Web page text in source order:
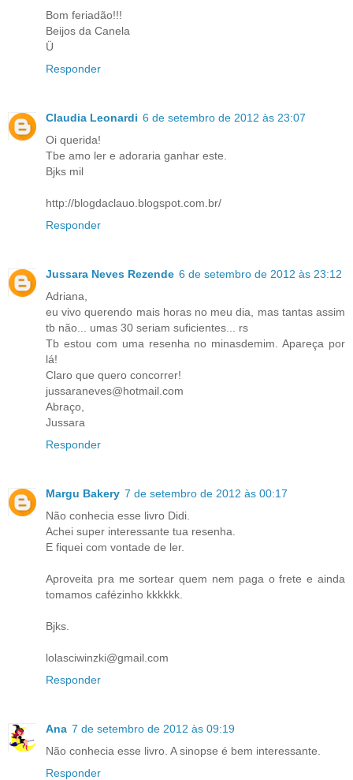
Bom feriadão!!!
Beijos da Canela
Ü
Responder
Claudia Leonardi 6 de setembro de 2012 às 23:07
Oi querida!
Tbe amo ler e adoraria ganhar este.
Bjks mil
http://blogdaclauo.blogspot.com.br/
Responder
Jussara Neves Rezende 6 de setembro de 2012 às 23:12
Adriana,
eu vivo querendo mais horas no meu dia, mas tantas assim
tb não... umas 30 seriam suficientes... rs
Tb estou com uma resenha no minasdemim. Apareça por
lá!
Claro que quero concorrer!
jussaraneves@hotmail.com
Abraço,
Jussara
Responder
Margu Bakery 7 de setembro de 2012 às 00:17
Não conhecia esse livro Didi.
Achei super interessante tua resenha.
E fiquei com vontade de ler.
Aproveita pra me sortear quem nem paga o frete e ainda
tomamos cafézinho kkkkkk.
Bjks.
lolasciwinzki@gmail.com
Responder
Ana 7 de setembro de 2012 às 09:19
Não conhecia esse livro. A sinopse é bem interessante.
Responder